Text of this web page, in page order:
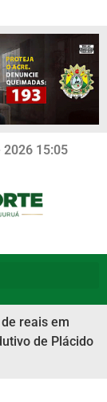
2026 15:05
reais em
de Plácido